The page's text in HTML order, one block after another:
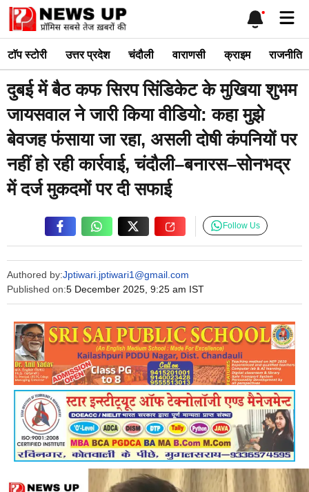
Skip
content
टाॅप स्टोरी उत्तर प्रदेश चंदौली वाराणसी क्राइम राजनीति
दुबई में बैठ कफ सिरप सिंडिकेट के मुखिया शुभम
जायसवाल ने जारी किया वीडियो: कहा मुझे
बेवजह फंसाया जा रहा, असली दोषी कंपनियों पर
नहीं हो रही कार्रवाई, चंदौली–बनारस–सोनभद्र
में दर्ज मुकदमों पर दी सफाई
Authored by:Jptiwari.jptiwari1@gmail.com
Published on:5 December 2025, 9:25 am IST
Follow Us